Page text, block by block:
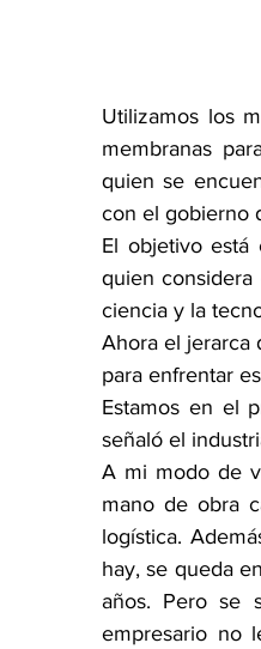
Utilizamos los
membranas
quien se
con el gobierno
El objetivo está
quien
ciencia y la
Ahora el jerarca
para enfrentar
Estamos en el
señaló el
A mi modo de
mano de obra
logística.
hay, se queda
años. Pero se
empresario no